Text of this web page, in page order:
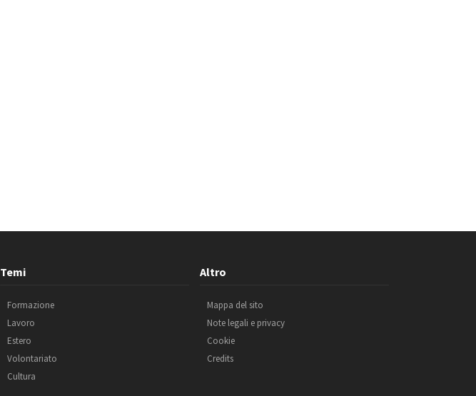
Temi
Formazione
Lavoro
Estero
Volontariato
Cultura
Altro
Mappa del sito
Note legali e privacy
Cookie
Credits